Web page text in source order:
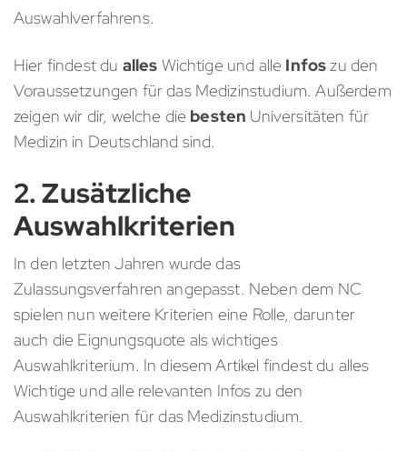
Auswahlverfahrens.
Hier findest du alles Wichtige und alle Infoszu den
Voraussetzungen für das Medizinstudium. Außerdem
zeigen wir dir, welche die besten Universitäten für
Medizin in Deutschland sind.
2. Zusätzliche
Auswahlkriterien
In den letzten Jahren wurde das
Zulassungsverfahren angepasst. Neben dem NC
spielen nun weitere Kriterien eine Rolle, darunter
auch die Eignungsquote als wichtiges
Auswahlkriterium. In diesem Artikel findest du alles
Wichtige und alle relevanten Infos zu den
Auswahlkriterien für das Medizinstudium.